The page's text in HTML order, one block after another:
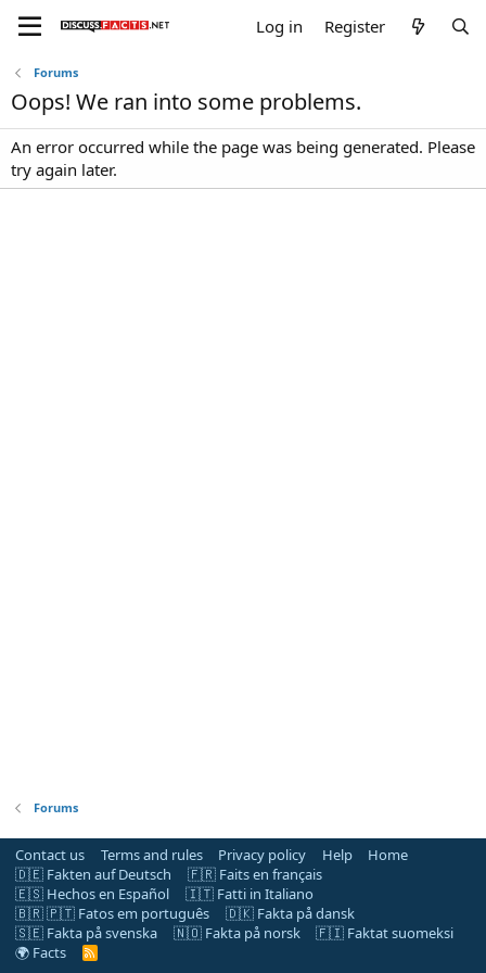
Log in Register
Forums
Oops! We ran into some problems.
An error occurred while the page was being generated. Please
try again later.
Forums
Contact us Terms and rules Privacy policy Help
Home
🇩🇪 Fakten auf Deutsch
🇫🇷 Faits en français
🇪🇸 Hechos en Español
🇮🇹 Fatti in Italiano
🇧🇷 🇵🇹 Fatos em português
🇩🇰 Fakta på dansk
🇸🇪 Fakta på svenska
🇳🇴 Fakta på norsk
🇫🇮 Faktat suomeksi
🌍 Facts
R